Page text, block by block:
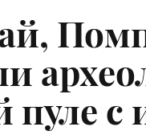
пуле